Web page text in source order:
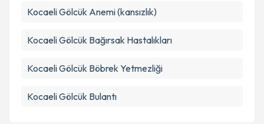
Kocaeli Gölcük Anemi (kansızlık)
Kocaeli Gölcük Bağırsak Hastalıkları
Kocaeli Gölcük Böbrek Yetmezliği
Kocaeli Gölcük Bulantı